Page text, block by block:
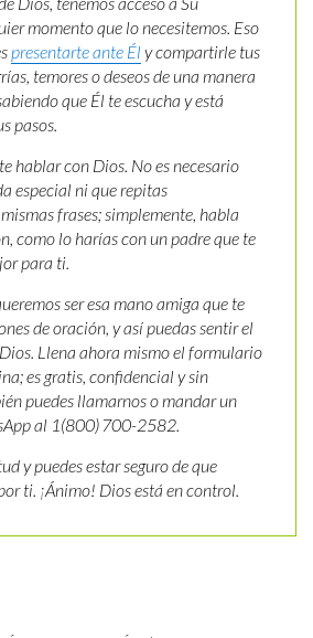
momento que lo necesitemos. Eso
presentarte ante Él y compartirle tus
temores o deseos de una manera
que Él te escucha y está
pasos.
hablar con Dios. No es necesario
especial ni que repitas
frases; simplemente, habla
como lo harías con un padre que te
para ti.
ser esa mano amiga que te
de oración, y así puedas sentir el
Llena ahora mismo el formulario
es gratis, confidencial y sin
puedes llamarnos o mandar un
al 1(800) 700-2582.
y puedes estar seguro de que
ti. ¡Ánimo! Dios está en control.